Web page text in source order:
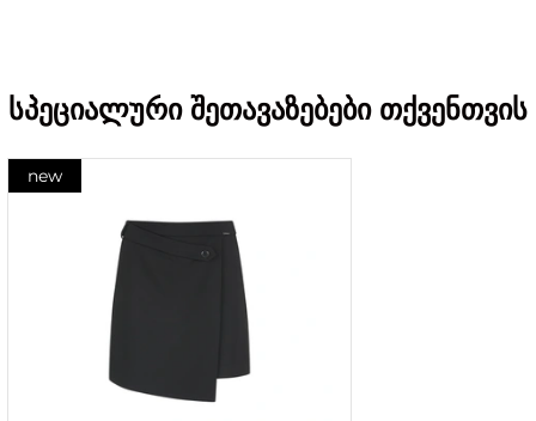
სპეციალური შეთავაზებები თქვენთვის
new